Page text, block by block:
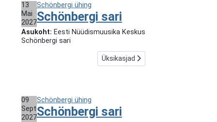
13
Mai
2027
Schönbergi ühing
Schönbergi sari
Asukoht: Eesti Nüüdismuusika Keskus
Schönbergi sari
Üksikasjad
09
Sept
2027
Schönbergi ühing
Schönbergi sari